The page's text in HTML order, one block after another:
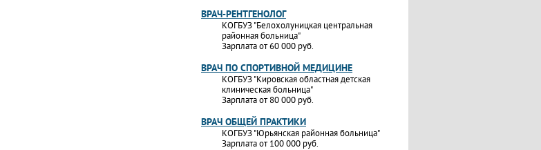
ВРАЧ-РЕНТГЕНОЛОГ
КОГБУЗ "Белохолуницкая центральная
районная больница"
Зарплата от 60 000 руб.
ВРАЧ ПО СПОРТИВНОЙ МЕДИЦИНЕ
КОГБУЗ "Кировская областная детская
клиническая больница"
Зарплата от 80 000 руб.
ВРАЧ ОБЩЕЙ ПРАКТИКИ
КОГБУЗ "Юрьянская районная больница"
Зарплата от 100 000 руб.